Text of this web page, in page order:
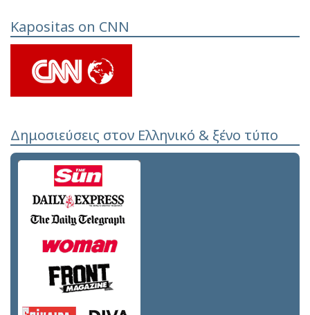
Kapositas on CNN
Δημοσιεύσεις στον Ελληνικό & ξένο τύπο